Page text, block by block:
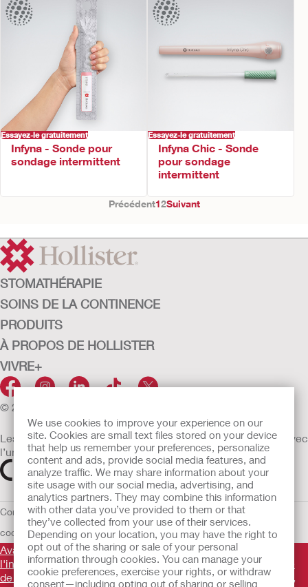
We use cookies to improve your experience on our
site. Cookies are small text files stored on your device
that help us remember your preferences, personalize
content and ads, provide social media features, and
analyze traffic. We may share information about your
site usage with our social media, advertising, and
analytics partners. They may combine this information
with other data you’ve provided to them or that
they’ve collected from your use of their services.
Depending on your location, you may have the right to
opt out of the sharing or sale of your personal
information through cookies. You can manage your
cookie preferences, exercise your rights, or withdraw
consent—including opting out of sharing or selling
Essayez-le gratuitement
Infyna - Sonde pour
sondage intermittent
Essayez-le gratuitement
Infyna Chic - Sonde
pour sondage
intermittent
Précédent12Suivant
STOMATHÉRAPIE
SOINS DE LA CONTINENCE
PRODUITS
À PROPOS DE HOLLISTER
VIVRE+
© 2026 Hollister Incorporated
Les dispositifs médicaux vendus dans l’UE sont marqués avec
l’un des symboles suivants selon le besoin
Conditions d'utilisation Politique de confidentialité Utilisation des
cookiesUE Avis au DénonciateurConditions générales de vente
Avant d'utiliser les produits mentionnés, veuillez lire
l'intégralité des consignes d'utilisation fournies sur la notice
de chaque produit pour connaître l'indication, la description,